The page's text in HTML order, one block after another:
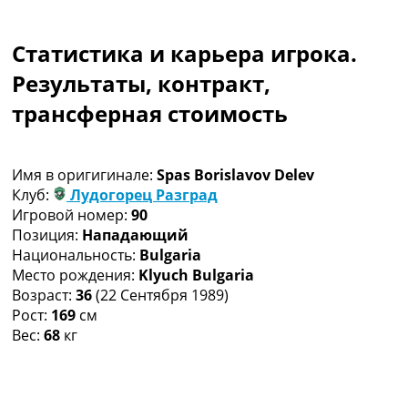
Чемпионат Мира
Украина. Премьер-Лига
Украина. Первая Лига
Лига Чемпионов
Другие Турниры >>>
Таблицы
Таблицы групп Чемпионата Мира
Украина. Премьер-Лига
Украина. Первая Лига
Лига Чемпионов. Таблицы групп
Англия. Премьер-Лига
Испания. Ла Лига
Статистика и карьера игрока.
Результаты, контракт,
трансферная стоимость
Имя в оригигинале: Spas Borislavov Delev
Клуб:
Лудогорец Разград
Игровой номер: 90
Позиция: Нападающий
Национальность: Bulgaria
Место рождения: Klyuch Bulgaria
Возраст: 36(22 Сентября 1989)
Рост: 169 см
Вес: 68 кг